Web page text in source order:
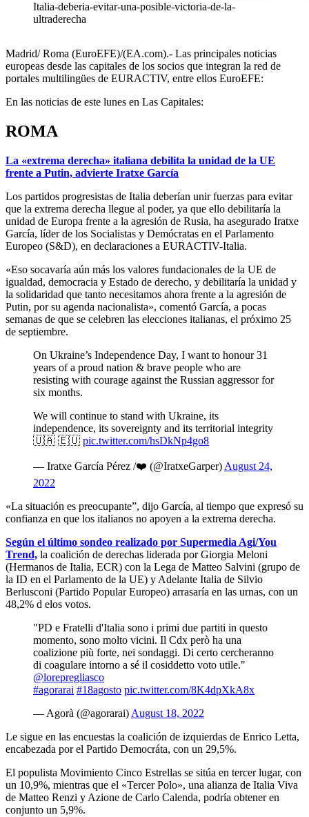
Italia-deberia-evitar-una-posible-victoria-de-la-
ultraderecha
Madrid/ Roma (EuroEFE)/(EA.com).- Las principales noticias
europeas desde las capitales de los socios que integran la red de
portales multilingües de EURACTIV, entre ellos EuroEFE:
En las noticias de este lunes en Las Capitales:
ROMA
La «extrema derecha» italiana debilita la unidad de la UE
frente a Putin, advierte Iratxe García
Los partidos progresistas de Italia deberían unir fuerzas para evitar
que la extrema derecha llegue al poder, ya que ello debilitaría la
unidad de Europa frente a la agresión de Rusia, ha asegurado Iratxe
García, líder de los Socialistas y Demócratas en el Parlamento
Europeo (S&D), en declaraciones a EURACTIV-Italia.
«Eso socavaría aún más los valores fundacionales de la UE de
igualdad, democracia y Estado de derecho, y debilitaría la unidad y
la solidaridad que tanto necesitamos ahora frente a la agresión de
Putin, por su agenda nacionalista», comentó García, a pocas
semanas de que se celebren las elecciones italianas, el próximo 25
de septiembre.
On Ukraine’s Independence Day, I want to honour 31
years of a proud nation & brave people who are
resisting with courage against the Russian aggressor for
six months.
We will continue to stand with Ukraine, its
independence, its sovereignty and its territorial integrity
🇺🇦 🇪🇺 pic.twitter.com/hsDkNp4go8
— Iratxe García Pérez /❤️ (@IratxeGarper) August 24,
2022
«La situación es preocupante”, dijo García, al tiempo que expresó su
confianza en que los italianos no apoyen a la extrema derecha.
Según el último sondeo realizado por Supermedia Agi/You
Trend, la coalición de derechas liderada por Giorgia Meloni
(Hermanos de Italia, ECR) con la Lega de Matteo Salvini (grupo de
la ID en el Parlamento de la UE) y Adelante Italia de Silvio
Berlusconi (Partido Popular Europeo) arrasaría en las urnas, con un
48,2% d elos votos.
"PD e Fratelli d'Italia sono i primi due partiti in questo
momento, sono molto vicini. Il Cdx però ha una
coalizione più forte, nei sondaggi. Di certo cercheranno
di coagulare intorno a sé il cosiddetto voto utile."
@lorepregliasco
#agorarai #18agosto pic.twitter.com/8K4dpXkA8x
— Agorà (@agorarai) August 18, 2022
Le sigue en las encuestas la coalición de izquierdas de Enrico Letta,
encabezada por el Partido Democráta, con un 29,5%.
El populista Movimiento Cinco Estrellas se sitúa en tercer lugar, con
un 10,9%, mientras que el «Tercer Polo», una alianza de Italia Viva
de Matteo Renzi y Azione de Carlo Calenda, podría obtener en
conjunto un 5,9%.